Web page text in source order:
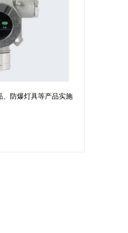
、防爆灯具等产品实施